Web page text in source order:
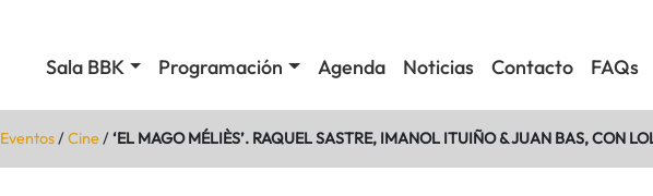
Sala BBK Programación Agenda Noticias Contacto FAQs
Eventos/Cine/‘EL MAGO MÉLIÈS’. RAQUEL SASTRE, IMANOL ITUIÑO & JUAN BAS, CON